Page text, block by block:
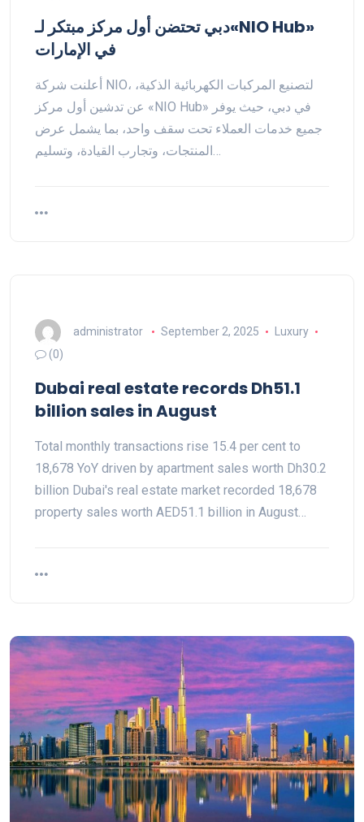
دبي تحتضن أول مركز مبتكر لـ«NIO Hub»
في الإمارات
أعلنت شركة NIO، لتصنيع المركبات الكهربائية الذكية،
عن تدشين أول مركز «NIO Hub» في دبي، حيث يوفر
جميع خدمات العملاء تحت سقف واحد، بما يشمل عرض
المنتجات، وتجارب القيادة، وتسليم…
administrator September 2, 2025
Luxury
(0)
Dubai real estate records Dh51.1
billion sales in August
Total monthly transactions rise 15.4 per cent to
18,678 YoY driven by apartment sales worth Dh30.2
billion Dubai's real estate market recorded 18,678
property sales worth AED51.1 billion in August…